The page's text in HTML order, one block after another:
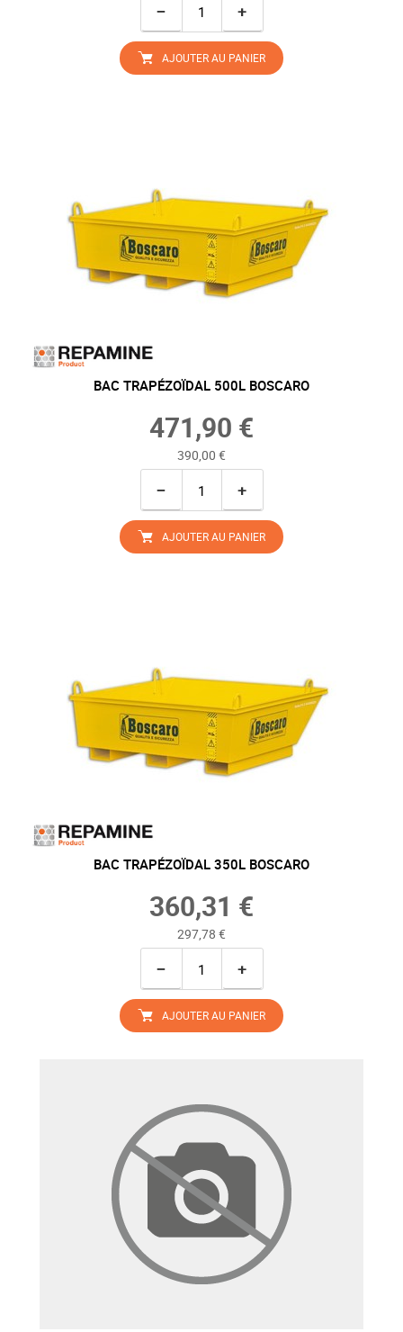
− +
AJOUTER AU PANIER
BAC TRAPÉZOÏDAL 500L BOSCARO
471,90 €
390,00 €
− +
AJOUTER AU PANIER
BAC TRAPÉZOÏDAL 350L BOSCARO
360,31 €
297,78 €
− +
AJOUTER AU PANIER